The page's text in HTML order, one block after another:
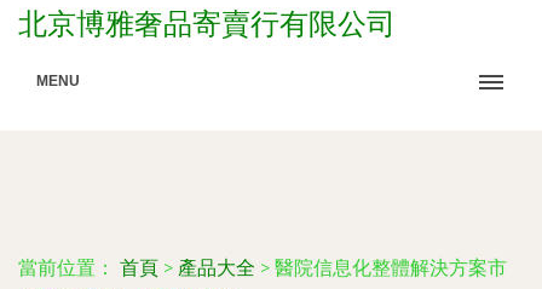
北京博雅奢品寄賣行有限公司
MENU
當前位置： 首頁 > 產品大全 > 醫院信息化整體解決方案市